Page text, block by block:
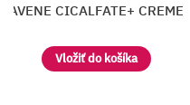
AVENE CICALFATE+ CREME
Vložiť do košíka